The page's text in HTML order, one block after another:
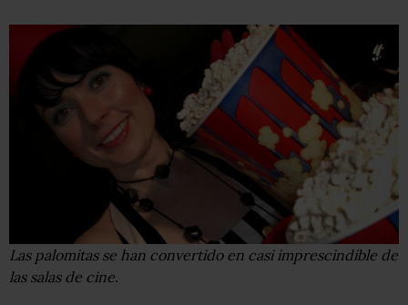
Las palomitas se han convertido en casi imprescindible de
las salas de cine.